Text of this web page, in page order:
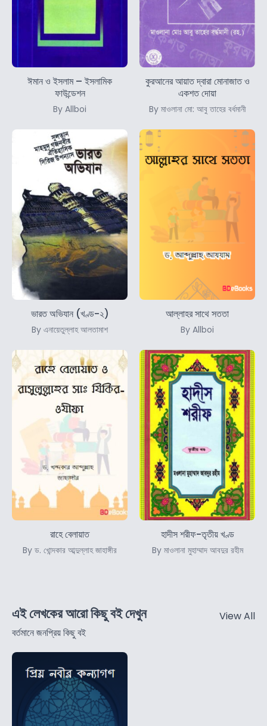
ঈমান ও ইসলাম – ইসলামিক
ফাউন্ডেশন
By Allboi
কুরআনের আয়াত দ্বারা মোনাজাত ও
একশত দোয়া
By মাওলানা মো: আবু তাহের বর্ধমানী
ভারত অভিযান (খণ্ড-২)
By এনায়েতুল্লাহ আলতামাশ
আল্লাহর সাথে সততা
By Allboi
রাহে বেলায়াত
By ড. খোন্দকার আব্দুল্লাহ জাহাঙ্গীর
হাদীস শরীফ-তৃতীয় খণ্ড
By মাওলানা মুহাম্মাদ আবদুর রহীম
এই লেখকের আরো কিছু বই দেখুন
বর্তমানে জনপ্রিয় কিছু বই
View All